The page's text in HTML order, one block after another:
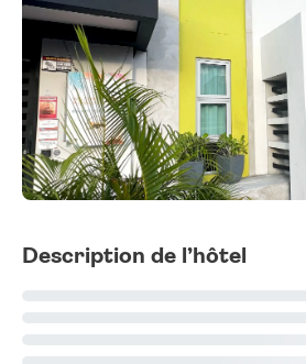
Description de l’hôtel